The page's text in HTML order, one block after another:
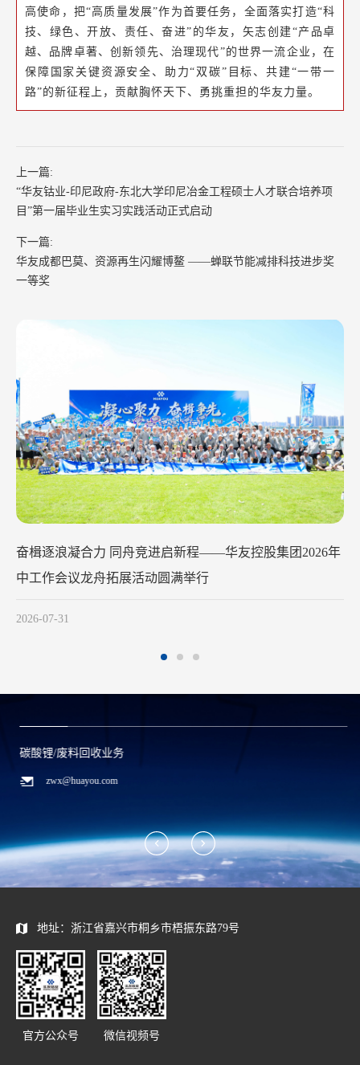
华友钴业2026年中工作会议在苏州召
高使命，把“高质量发展”作为首要任务，全面落实打造“科
技、绿色、开放、责任、奋进”的华友，矢志创建“产品卓
越、品牌卓著、创新领先、治理现代”的世界一流企业，在
保障国家关键资源安全、助力“双碳”目标、共建“一带一
路”的新征程上，贡献胸怀天下、勇挑重担的华友力量。
上一篇:
“华友钴业-印尼政府-东北大学印尼冶金工程硕士人才联合培养项
目”第一届毕业生实习实践活动正式启动
下一篇:
华友成都巴莫、资源再生闪耀博鳌 ——蝉联节能减排科技进步奖
一等奖
碳酸锂/废料回收业务
zwx@huayou.com
地址：浙江省嘉兴市桐乡市梧振东路79号
官方公众号 微信视频号